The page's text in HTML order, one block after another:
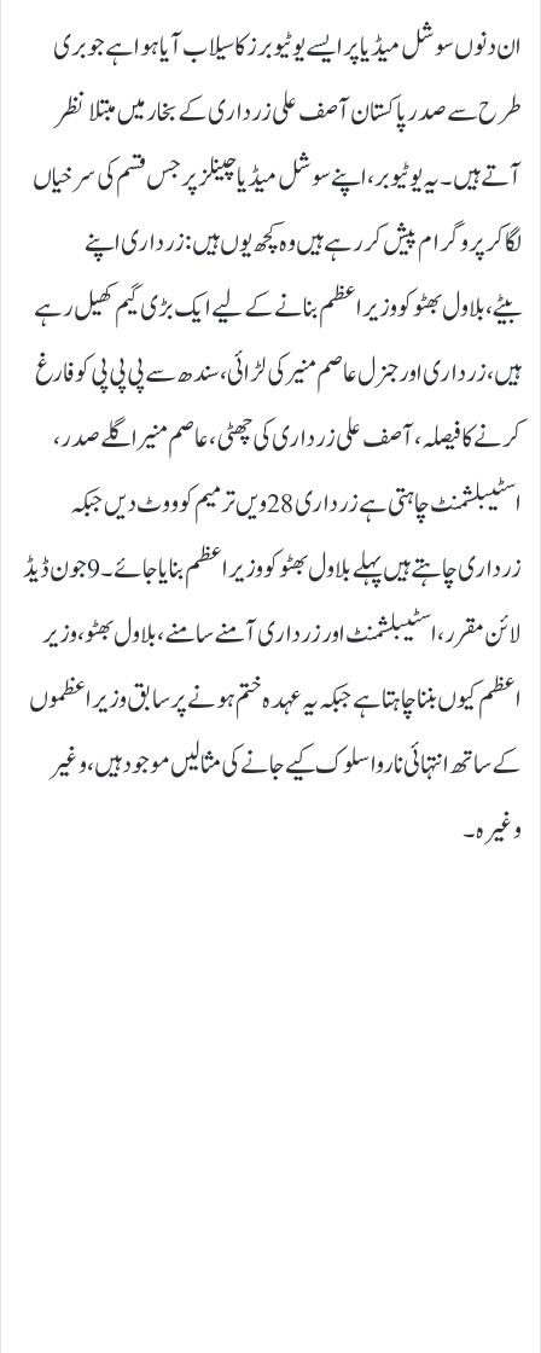
ان دنوں سوشل میڈیا پر ایسے یو ٹیوبرز کا سیلاب آیا ہوا ہے جو بری
طرح سے صدر پاکستان آصف علی زرداری کے بخار میں مبتلا نظر
آتے ہیں۔ یہ یوٹیوبر ، اپنے سوشل میڈیا چینلز پر جس قسم کی سرخیاں
لگا کر پروگرام پیش کر رہے ہیں وہ کچھ یوں ہیں : زرداری اپنے
بیٹے،بلاول بھٹو کو وزیر اعظم بنانے کے لیے ایک بڑی گیم کھیل رہے
ہیں، زرداری اور جنرل عاصم منیر کی لڑائی، سندھ سے پی پی پی کو فارغ
کرنے کا فیصلہ،آصف علی زرداری کی چھٹی ، عاصم منیر اگلے صدر،
اسٹیبلشمنٹ چاہتی ہے زرداری 28ویں ترمیم کو ووٹ دیں جبکہ
زرداری چاہتے ہیں پہلے بلاول بھٹو کو وزیر اعظم بنایا جائے۔ 9جون ڈیڈ
لائن مقرر، اسٹیبلشمنٹ اور زرداری آمنے سامنے، بلاول بھٹو، وزیر
اعظم کیوں بننا چاہتا ہے جبکہ یہ عہدہ ختم ہونے پر سابق وزیراعظموں
کے ساتھ انتہائی ناروا سلوک کیے جانے کی مثالیں موجود ہیں، وغیر
وغیرہ۔